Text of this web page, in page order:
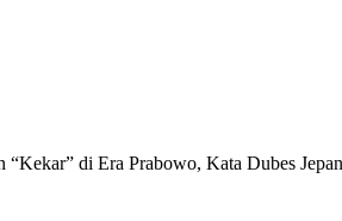
di Era Prabowo, Kata Dubes